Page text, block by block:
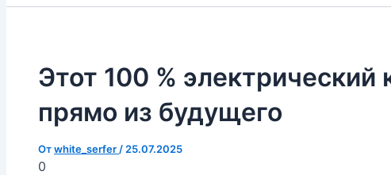
Этот 100 % электрический
прямо из будущего
Отwhite_serfer / 25.07.2025
0